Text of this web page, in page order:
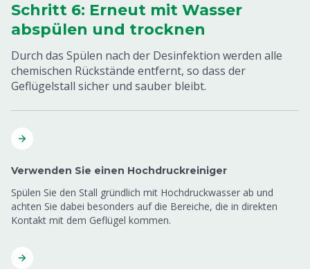
Schritt 6: Erneut mit Wasser
abspülen und trocknen
Durch das Spülen nach der Desinfektion werden alle
chemischen Rückstände entfernt, so dass der
Geflügelstall sicher und sauber bleibt.
Verwenden Sie einen Hochdruckreiniger
Spülen Sie den Stall gründlich mit Hochdruckwasser ab und
achten Sie dabei besonders auf die Bereiche, die in direkten
Kontakt mit dem Geflügel kommen.